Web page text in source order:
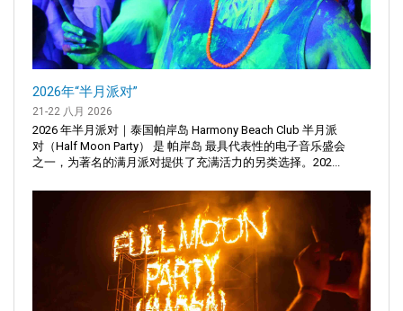
2026年“半月派对”
21-22 八月 2026
2026 年半月派对｜泰国帕岸岛 Harmony Beach Club 半月派
对（Half Moon Party） 是 帕岸岛 最具代表性的电子音乐盛会
之一，为著名的满月派对提供了充满活力的另类选择。202...